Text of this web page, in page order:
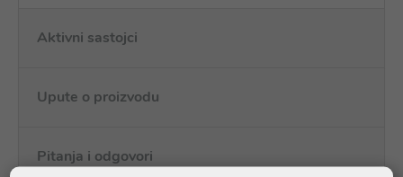
Aktivni sastojci
Upute o proizvodu
Pitanja i odgovori